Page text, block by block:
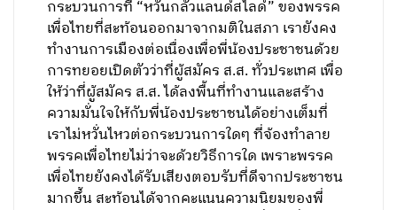
กระบวนการที่ “หวั่นกลัวแลนด์สไลด์” ของพรรค
เพื่อไทยที่สะท้อนออกมาจากมติในสภา เรายังคง
ทำงานการเมืองต่อเนื่องเพื่อพี่น้องประชาชนด้วย
การทยอยเปิดตัวว่าที่ผู้สมัคร ส.ส. ทั่วประเทศ เพื่อ
ให้ว่าที่ผู้สมัคร ส.ส. ได้ลงพื้นที่ทำงานและสร้าง
ความมั่นใจให้กับพี่น้องประชาชนได้อย่างเต็มที่
เราไม่หวั่นไหวต่อกระบวนการใดๆ ที่จ้องทำลาย
พรรคเพื่อไทยไม่ว่าจะด้วยวิธีการใด เพราะพรรค
เพื่อไทยยังคงได้รับเสียงตอบรับที่ดีจากประชาชน
มากขึ้น สะท้อนได้จากคะแนนความนิยมของพี่